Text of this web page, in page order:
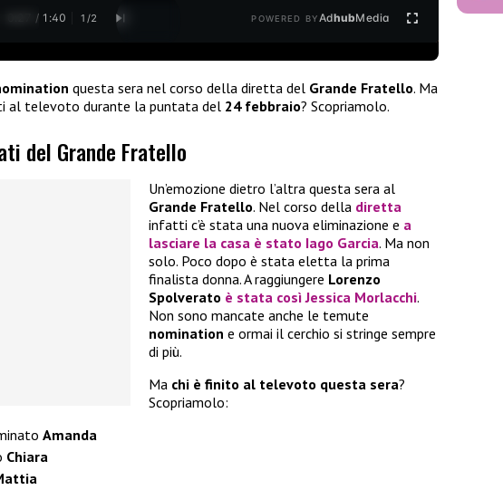
0:28 / 1:40 1 /2 POWERED BYAdhubMedia
questa sera nel corso della diretta del Grande Fratello. Ma
al televoto durante la puntata del 24 febbraio? Scopriamolo.
del Grande Fratello
Un’emozione dietro l’altra questa sera al
Grande Fratello. Nel corso della diretta
infatti c’è stata una nuova eliminazione e a
lasciare la casa è stato Iago Garcia. Ma non
solo. Poco dopo è stata eletta la prima
finalista donna. A raggiungere Lorenzo
Spolverato è stata cosìJessica Morlacchi.
Non sono mancate anche le temute
nomination e ormai il cerchio si stringe sempre
di più.
Ma chi è finito al televoto questa sera?
Scopriamolo:
Amanda
Chiara